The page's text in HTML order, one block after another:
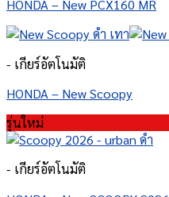
HONDA – New PCX160 MR
- เกียร์อัตโนมัติ
HONDA – New Scoopy
รุ่นใหม่
- เกียร์อัตโนมัติ